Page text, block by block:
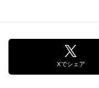
Xでシェア